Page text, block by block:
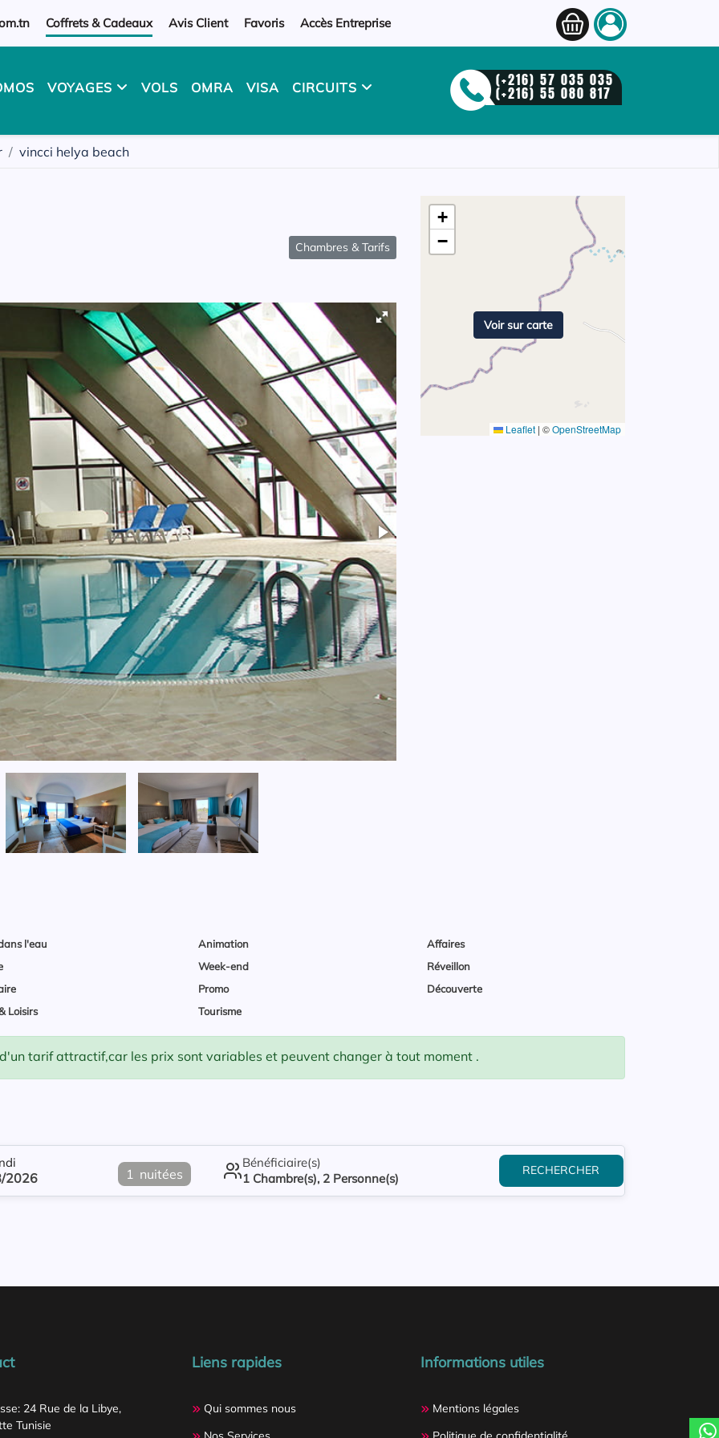
Coffrets & Cadeaux Avis Client Favoris Accès Entreprise
VOYAGES VOLS OMRA VISA CIRCUITS (+216) 57 035 035
(+216) 55 080 817
vincci helya beach
Chambres & Tarifs
+
−
Leaflet | ©OpenStreetMap
Voir sur carte
l'eau Animation
Affaires
Week-end
Réveillon
Promo
Découverte
Loisirs
Tourisme
tarif attractif,car les prix sont variables et peuvent changer à tout moment .
2026 1 nuitées
Bénéficiaire(s)
1Chambre(s), 2 Personne(s)
RECHERCHER
24 Rue de la Libye,
Tunisie
Liens rapides
Qui sommes nous
Informations utiles
Mentions légales